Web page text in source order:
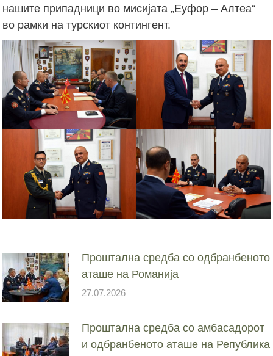
нашите припадници во мисијата „Еуфор – Алтеа“
во рамки на турскиот контингент.
Проштална средба со одбранбеното
аташе на Романија
27.07.2026
Проштална средба со амбасадорот
и одбранбеното аташе на Република